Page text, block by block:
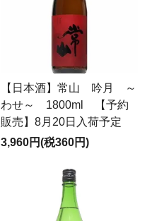
【日本酒】常山 吟月 ～
わせ～ 1800ml 【予約
販売】8月20日入荷予定
3,960円(税360円)